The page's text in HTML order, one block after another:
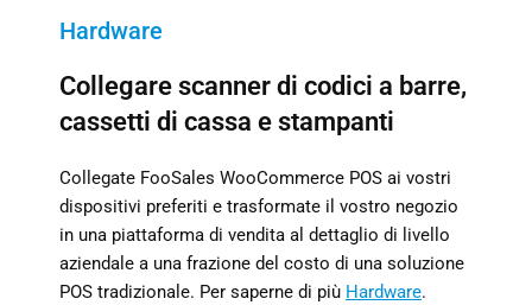
Hardware
Collegare scanner di codici a barre,
cassetti di cassa e stampanti
Collegate FooSales WooCommerce POS ai vostri
dispositivi preferiti e trasformate il vostro negozio
in una piattaforma di vendita al dettaglio di livello
aziendale a una frazione del costo di una soluzione
POS tradizionale. Per saperne di più Hardware.